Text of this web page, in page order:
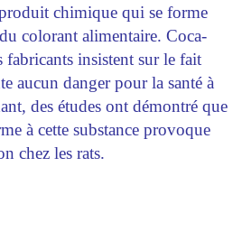
chimique qui se forme
colorant alimentaire. Coca-
fabricants insistent sur le fait
aucun danger pour la santé à
des études ont démontré que
à cette substance provoque
chez les rats.